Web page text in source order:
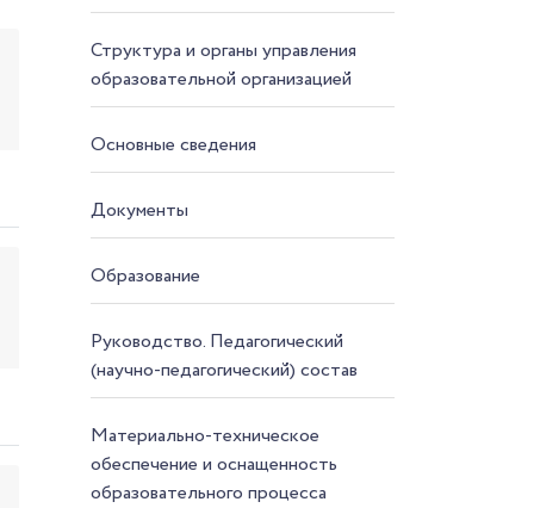
Структура и органы управления
образовательной организацией
Основные сведения
Документы
Образование
Руководство. Педагогический
(научно-педагогический) состав
Материально-техническое
обеспечение и оснащенность
образовательного процесса